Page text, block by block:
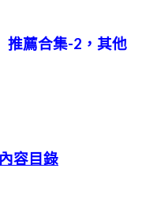
推薦合集-2，其他
容目錄